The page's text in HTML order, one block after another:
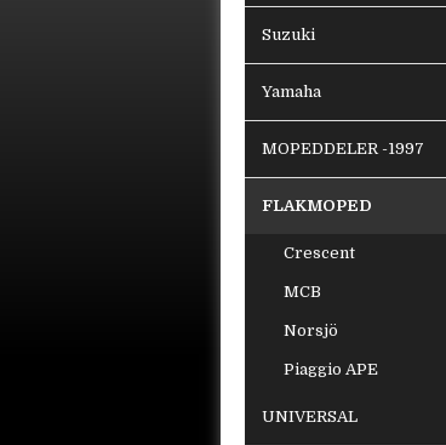
Suzuki
Yamaha
MOPEDDELER -1997
FLAKMOPED
Crescent
MCB
Norsjö
Piaggio APE
UNIVERSAL